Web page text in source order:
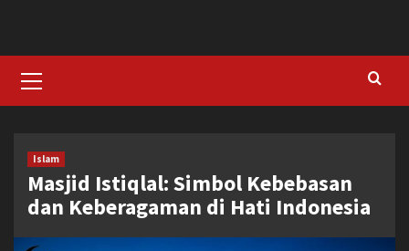
content
Menu
Islam
Masjid Istiqlal: Simbol Kebebasan
dan Keberagaman di Hati Indonesia